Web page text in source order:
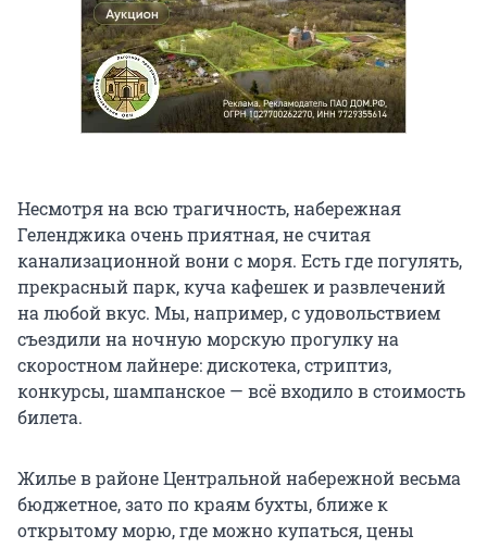
Несмотря на всю трагичность, набережная
Геленджика очень приятная, не считая
канализационной вони с моря. Есть где погулять,
прекрасный парк, куча кафешек и развлечений
на любой вкус. Мы, например, с удовольствием
съездили на ночную морскую прогулку на
скоростном лайнере: дискотека, стриптиз,
конкурсы, шампанское — всё входило в стоимость
билета.
Жилье в районе Центральной набережной весьма
бюджетное, зато по краям бухты, ближе к
открытому морю, где можно купаться, цены